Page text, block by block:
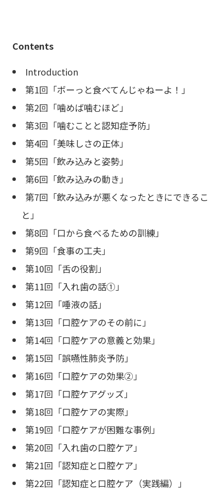
Contents
Introduction
第1回「ボーっと食べてんじゃねーよ！」
第2回「噛めば噛むほど」
第3回「噛むことと認知症予防」
第4回「美味しさの正体」
第5回「飲み込みと姿勢」
第6回「飲み込みの動き」
第7回「飲み込みが悪くなったときにできるこ
と」
第8回「口から食べるための訓練」
第9回「食事の工夫」
第10回「舌の役割」
第11回「入れ歯の話①」
第12回「唾液の話」
第13回「口腔ケアのその前に」
第14回「口腔ケアの意義と効果」
第15回「誤嚥性肺炎予防」
第16回「口腔ケアの効果②」
第17回「口腔ケアグッズ」
第18回「口腔ケアの実際」
第19回「口腔ケアが困難な事例」
第20回「入れ歯の口腔ケア」
第21回「認知症と口腔ケア」
第22回「認知症と口腔ケア（実践編）」